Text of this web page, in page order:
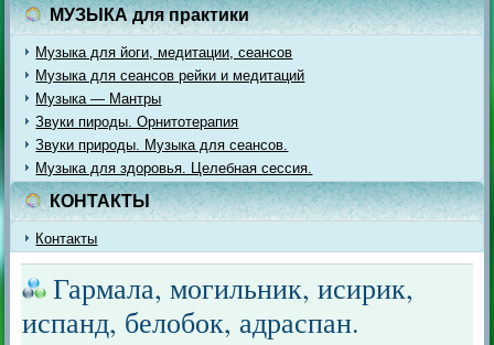
МУЗЫКА для практики
Музыка для йоги, медитации, сеансов
Музыка для сеансов рейки и медитаций
Музыка — Мантры
Звуки пироды. Орнитотерапия
Звуки природы. Музыка для сеансов.
Музыка для здоровья. Целебная сессия.
КОНТАКТЫ
Контакты
Гармала, могильник, исирик,
испанд, белобок, адраспан.